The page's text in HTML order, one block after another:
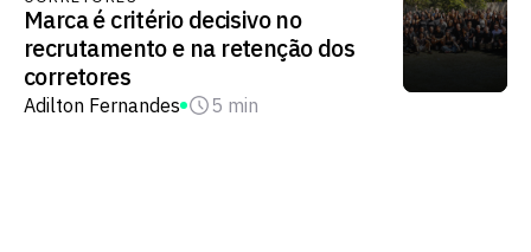
Marca é critério decisivo no
recrutamento e na retenção dos
corretores
Adilton Fernandes 5 min